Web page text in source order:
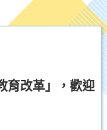
育改革」，歡迎